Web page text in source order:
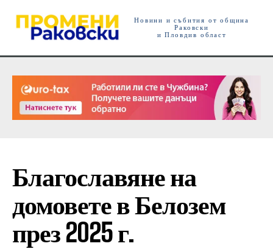
Новини и събития от община
Раковски
и Пловдив област
Благославяне на
домовете в Белозем
през 2025 г.